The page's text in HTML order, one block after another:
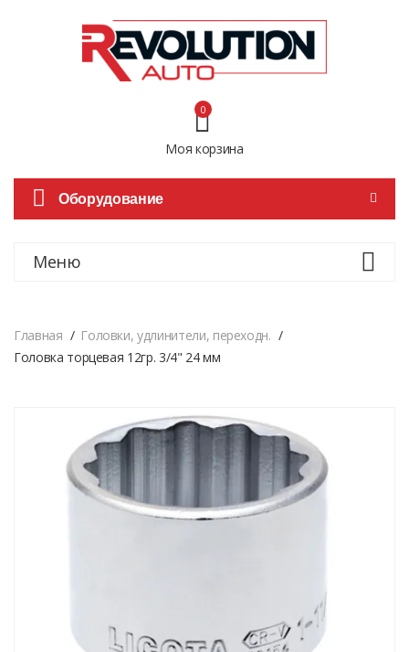
Моя корзина
0
Оборудование
Меню
Главная
Головки, удлинители, переходн.
Головка торцевая 12гр. 3/4" 24 мм